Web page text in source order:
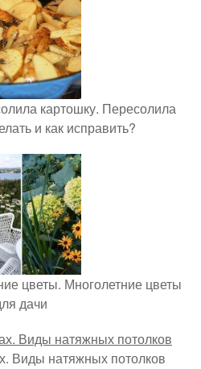
картошку. Пересолила
и как исправить?
цветы. Многолетние цветы
дачи
Виды натяжных потолков